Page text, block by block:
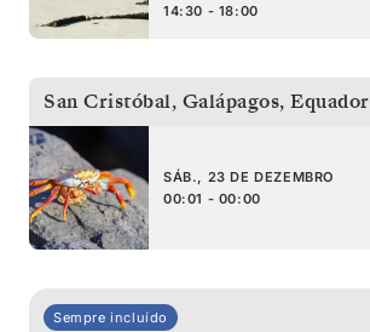
14:30 - 18:00
San Cristóbal, Galápagos, Equador
SÁB., 23 DE DEZEMBRO
00:01 - 00:00
Sempre incluído